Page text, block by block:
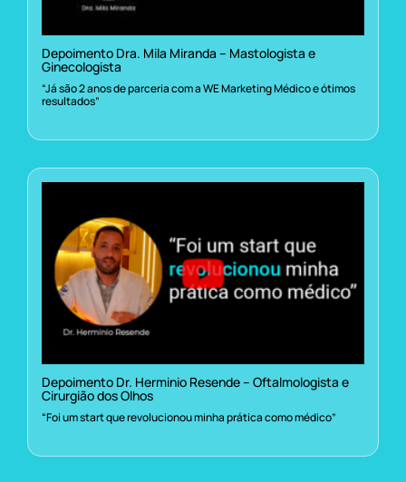
Depoimento Dra. Mila Miranda – Mastologista e
Ginecologista
“Já são 2 anos de parceria com a WE Marketing Médico e ótimos
resultados”
Depoimento Dr. Herminio Resende – Oftalmologista e
Cirurgião dos Olhos
“Foi um start que revolucionou minha prática como médico”